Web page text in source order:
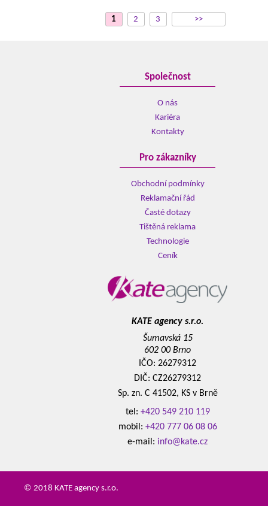
1 2 3 >>
Společnost
O nás
Kariéra
Kontakty
Pro zákazníky
Obchodní podmínky
Reklamační řád
Časté dotazy
Tištěná reklama
Technologie
Ceník
KATE agency s.r.o.
Šumavská 15
602 00 Brno
IČO: 26279312
DIČ: CZ26279312
Sp. zn. C 41502, KS v Brně
tel: +420 549 210 119
mobil: +420 777 06 08 06
e-mail: info@kate.cz
© 2018 KATE agency s.r.o.